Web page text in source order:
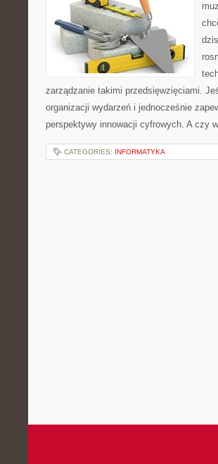
zarządzanie takimi przedsięwzięciami.
organizacji wydarzeń i jednocześnie
perspektywy innowacji cyfrowych. A czy
CATEGORIES: INFORMATYKA